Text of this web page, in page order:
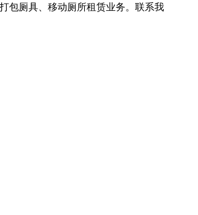
包厕具、移动厕所租赁业务。联系我